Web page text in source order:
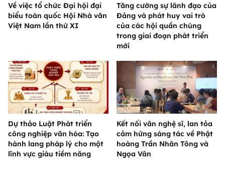
Về việc tổ chức Đại hội đại
biểu toàn quốc Hội Nhà văn
Việt Nam lần thứ XI
Tăng cường sự lãnh đạo của
Đảng và phát huy vai trò
của các hội quần chúng
trong giai đoạn phát triển
mới
Dự thảo Luật Phát triển
công nghiệp văn hóa: Tạo
hành lang pháp lý cho một
lĩnh vực giàu tiềm năng
Kết nối văn nghệ sĩ, lan tỏa
cảm hứng sáng tác về Phật
hoàng Trần Nhân Tông và
Ngọa Vân